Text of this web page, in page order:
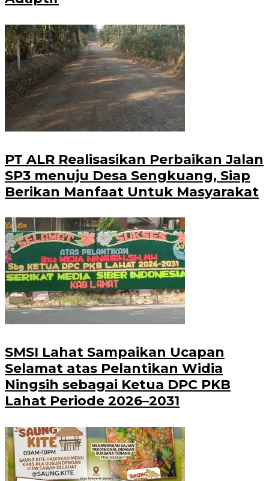
PT ALR Realisasikan Perbaikan Jalan
SP3 menuju Desa Sengkuang, Siap
Berikan Manfaat Untuk Masyarakat
SMSI Lahat Sampaikan Ucapan
Selamat atas Pelantikan Widia
Ningsih sebagai Ketua DPC PKB
Lahat Periode 2026–2031